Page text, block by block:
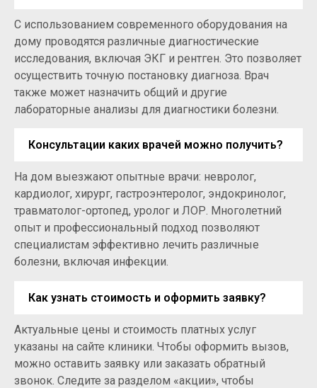
С использованием современного оборудования на
дому проводятся различные диагностические
исследования, включая ЭКГ и рентген. Это позволяет
осуществить точную постановку диагноза. Врач
также может назначить общий и другие
лабораторные анализы для диагностики болезни.
Консультации каких врачей можно получить?
На дом выезжают опытные врачи: невролог,
кардиолог, хирург, гастроэнтеролог, эндокринолог,
травматолог-ортопед, уролог и ЛОР. Многолетний
опыт и профессиональный подход позволяют
специалистам эффективно лечить различные
болезни, включая инфекции.
Как узнать стоимость и оформить заявку?
Актуальные цены и стоимость платных услуг
указаны на сайте клиники. Чтобы оформить вызов,
можно оставить заявку или заказать обратный
звонок. Следите за разделом «акции», чтобы